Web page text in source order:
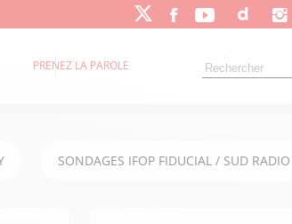
PRENEZ LA PAROLE
SONDAGES IFOP FIDUCIAL / SUD RADIO